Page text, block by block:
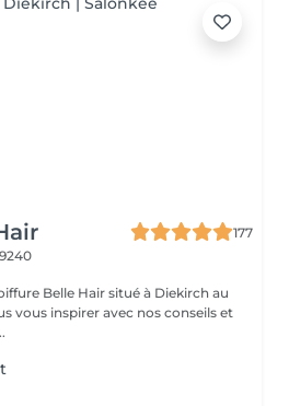
177
Belle Hair situé à Diekirch au